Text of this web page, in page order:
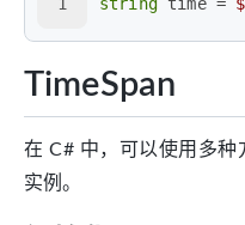
TimeSpan
在 C# 中，可以使用多种
实例。